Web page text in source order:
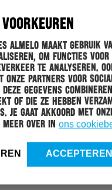
Almelo maakt gebruik
om functies voor
te analyseren.
onze partners voor
deze gegevens
of die ze hebben
Je gaat akkoord met
meer over in ons
ACCEPTEREN